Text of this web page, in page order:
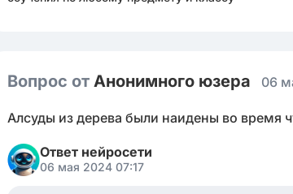
Вопрос от Анонимного юзера 06
Алсуды из дерева были наидены во время
Ответ нейросети
06 мая 2024 07:17